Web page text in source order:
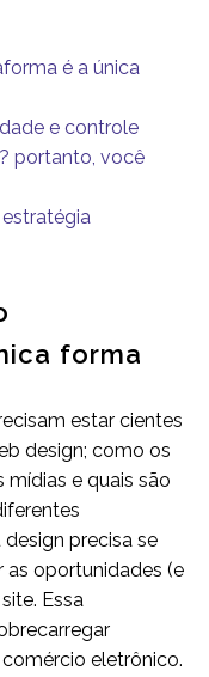
é a única
e controle
portanto, você
forma
estar cientes
design; como os
e quais são
precisa se
as oportunidades (e
Essa
eletrônico.